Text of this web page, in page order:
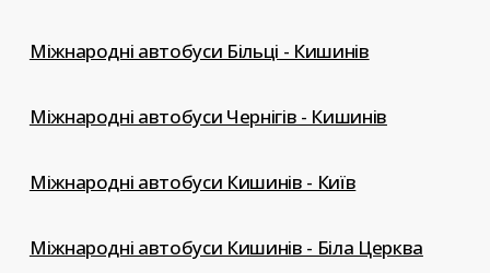
Міжнародні автобуси Більці - Кишинів
Міжнародні автобуси Чернігів - Кишинів
Міжнародні автобуси Кишинів - Київ
Міжнародні автобуси Кишинів - Біла Церква